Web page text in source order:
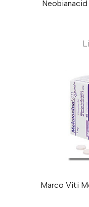
Marco Viti